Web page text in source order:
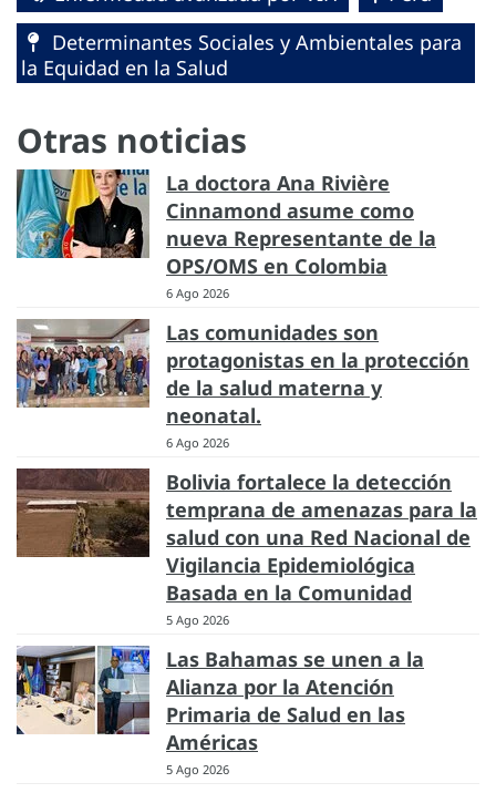
Determinantes Sociales y Ambientales para
la Equidad en la Salud
Otras noticias
La doctora Ana Rivière
Cinnamond asume como
nueva Representante de la
OPS/OMS en Colombia
6 Ago 2026
Las comunidades son
protagonistas en la protección
de la salud materna y
neonatal.
6 Ago 2026
Bolivia fortalece la detección
temprana de amenazas para la
salud con una Red Nacional de
Vigilancia Epidemiológica
Basada en la Comunidad
5 Ago 2026
Las Bahamas se unen a la
Alianza por la Atención
Primaria de Salud en las
Américas
5 Ago 2026